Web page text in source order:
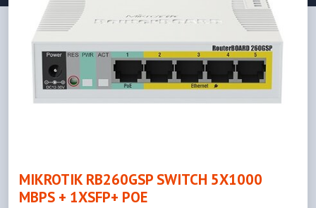
MIKROTIK RB260GSP SWITCH 5X1000
MBPS + 1XSFP+ POE